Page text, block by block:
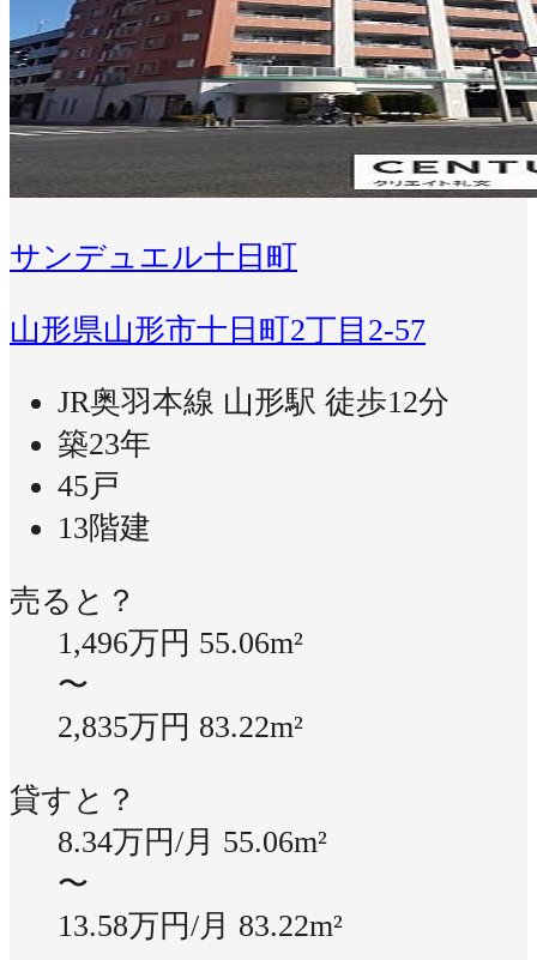
サンデュエル十日町
山形県山形市十日町2丁目2-57
JR奥羽本線 山形駅 徒歩12分
築23年
45戸
13階建
売ると？
1,496万円 55.06m²
〜
2,835万円 83.22m²
貸すと？
8.34万円/月 55.06m²
〜
13.58万円/月 83.22m²